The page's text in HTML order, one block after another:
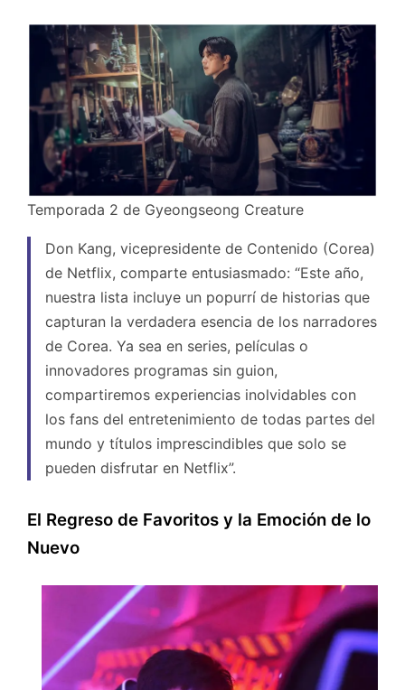
Temporada 2 de Gyeongseong Creature
Don Kang, vicepresidente de Contenido (Corea)
de Netflix, comparte entusiasmado: “Este año,
nuestra lista incluye un popurrí de historias que
capturan la verdadera esencia de los narradores
de Corea. Ya sea en series, películas o
innovadores programas sin guion,
compartiremos experiencias inolvidables con
los fans del entretenimiento de todas partes del
mundo y títulos imprescindibles que solo se
pueden disfrutar en Netflix”.
El Regreso de Favoritos y la Emoción de lo
Nuevo